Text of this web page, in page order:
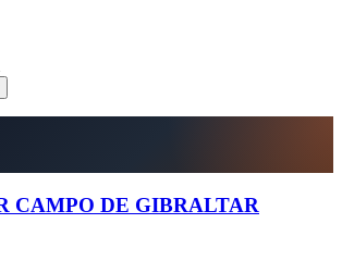
CAMPO DE GIBRALTAR